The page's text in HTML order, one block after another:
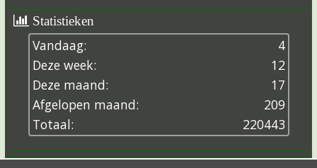
Statistieken
Vandaag:
4
Deze week:
12
Deze maand:
17
Afgelopen maand:
209
Totaal:
220443